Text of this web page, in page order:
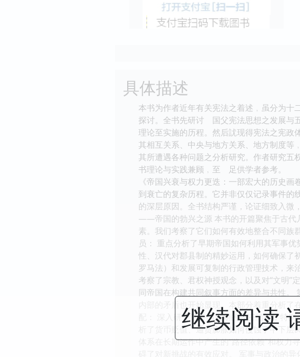
具体描述
本书为作者近年有关宪法之着述﹐虽分为十
探讨。全书先研讨 国父宪法思想之发展与
理论至实施的历程。然后訧现得宪法之宪政
其相互关系、中央与地方关系、地方制度
其所遭遇各种问题之分析研究。作者研究五
书理论与实践兼顾﹐至 足供学者参考。
《帝国兴衰与权力更迭：一部宏大的历史
到衰亡的复杂历程。它并非仅仅记录事件
的深层原因。全书结构严谨，论证细致入
——帝国的勃兴之源 本书的开篇聚焦于古
素。我们考察了它们如何有效地整合不同
员： 重点分析了早期帝国如何利用其军事
性、汉代对郡县制的精妙运用，如何确保了
罗马法）和发展可复制的行政管理技术，来
考察了宗教、君权神授观念，以及对“文明”
同帝国在构建共同叙事方面的差异与共性
内部的矛盾也开始显现。本部分着重分析
配： 深入研究了帝国后期的经济结构，特
析了货币贬值、通货膨胀如何侵蚀了中下
体系在长期运作中产生的“路径依赖”和权
继续阅读